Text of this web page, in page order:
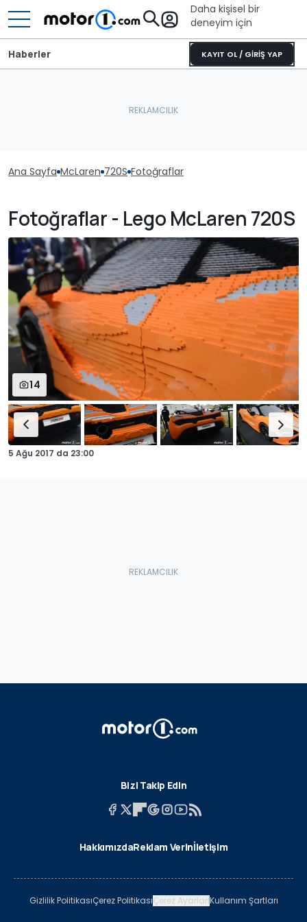
Daha kişisel bir
deneyim için
KAYIT OL / GİRİŞ YAP
Haberler
Ana Sayfa McLaren 720S Fotoğraflar
Fotoğraflar - Lego McLaren 720S
14
5 Ağu 2017 da 23:00
Bizi Takip Edin
HakkımızdaReklam Verinİletişim
Gizlilik PolitikasıÇerez PolitikasıÇerez AyarlarıKullanım Şartları